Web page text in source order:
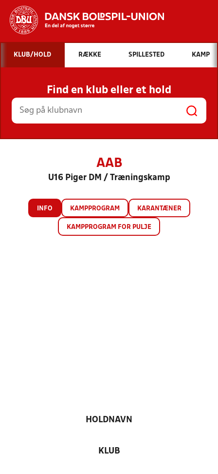
Hvad vil du søge efter?
INDHOLD OG NYHEDER
STILLINGER, RESULTATER, KLUBBER OG
HOLD
KLUB/HOLD RÆKKE SPILLESTED KAMP
Find en klub eller et hold
AAB
U16 Piger DM / Træningskamp
INFO KAMPPROGRAM KARANTÆNER
KAMPPROGRAM FOR PULJE
HOLDNAVN
KLUB